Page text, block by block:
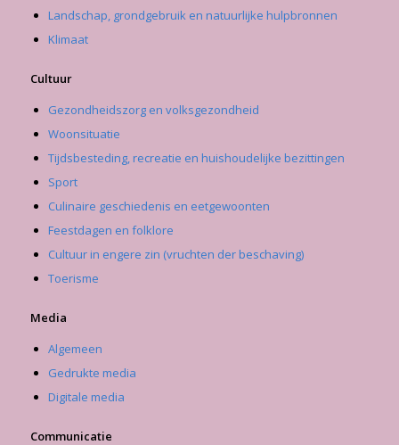
Landschap, grondgebruik en natuurlijke hulpbronnen
Klimaat
Cultuur
Gezondheidszorg en volksgezondheid
Woonsituatie
Tijdsbesteding, recreatie en huishoudelijke bezittingen
Sport
Culinaire geschiedenis en eetgewoonten
Feestdagen en folklore
Cultuur in engere zin (vruchten der beschaving)
Toerisme
Media
Algemeen
Gedrukte media
Digitale media
Communicatie